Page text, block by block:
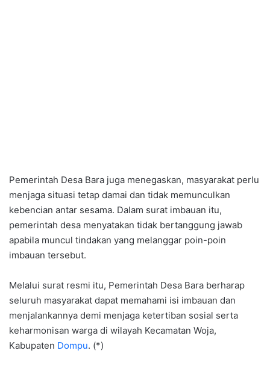
Pemerintah Desa Bara juga menegaskan, masyarakat perlu
menjaga situasi tetap damai dan tidak memunculkan
kebencian antar sesama. Dalam surat imbauan itu,
pemerintah desa menyatakan tidak bertanggung jawab
apabila muncul tindakan yang melanggar poin-poin
imbauan tersebut.
Melalui surat resmi itu, Pemerintah Desa Bara berharap
seluruh masyarakat dapat memahami isi imbauan dan
menjalankannya demi menjaga ketertiban sosial serta
keharmonisan warga di wilayah Kecamatan Woja,
Kabupaten Dompu. (*)